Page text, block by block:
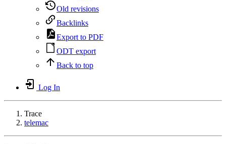
Old revisions
Backlinks
Export to PDF
ODT export
Back to top
Log In
Trace
telemac